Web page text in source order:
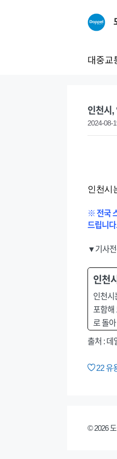
대중교
인천시,
2024-08-
인천시
※ 전국
드립니
▼기사전
인천
인천시
포함해
로 돌
출처 : 데
22유
© 2026